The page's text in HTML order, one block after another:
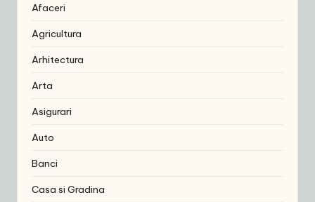
Afaceri
Agricultura
Arhitectura
Arta
Asigurari
Auto
Banci
Casa si Gradina